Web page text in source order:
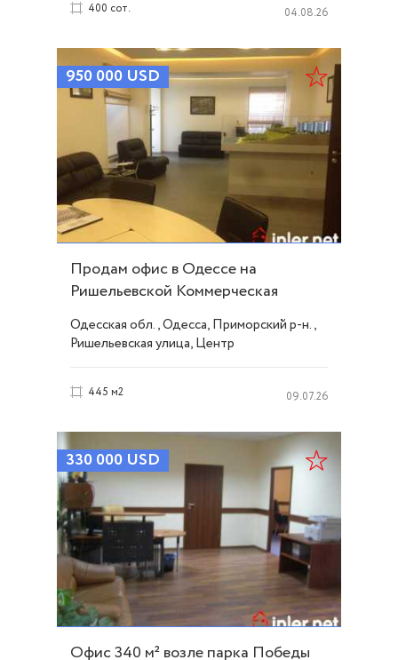
400 сот. 04.08.26
950 000 USD
Продам офис в Одессе на
Ришельевской Коммерческая
недвижимость. ID 489
Одесская обл., Одесса, Приморский р-н.,
Ришельевская улица, Центр
445 м2 09.07.26
330 000 USD
Офис 340 м² возле парка Победы